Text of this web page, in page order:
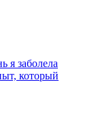
я заболела
который